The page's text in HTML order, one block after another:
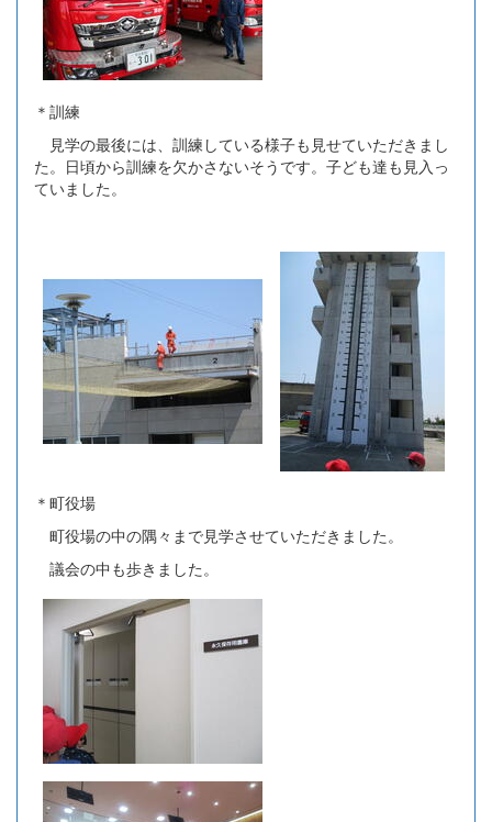
＊訓練
見学の最後には、訓練している様子も見せていただきまし
た。日頃から訓練を欠かさないそうです。子ども達も見入っ
ていました。
＊町役場
町役場の中の隅々まで見学させていただきました。
議会の中も歩きました。